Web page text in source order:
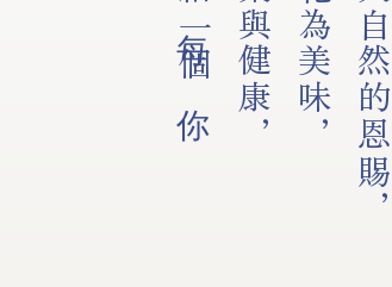
將大自然的恩賜，